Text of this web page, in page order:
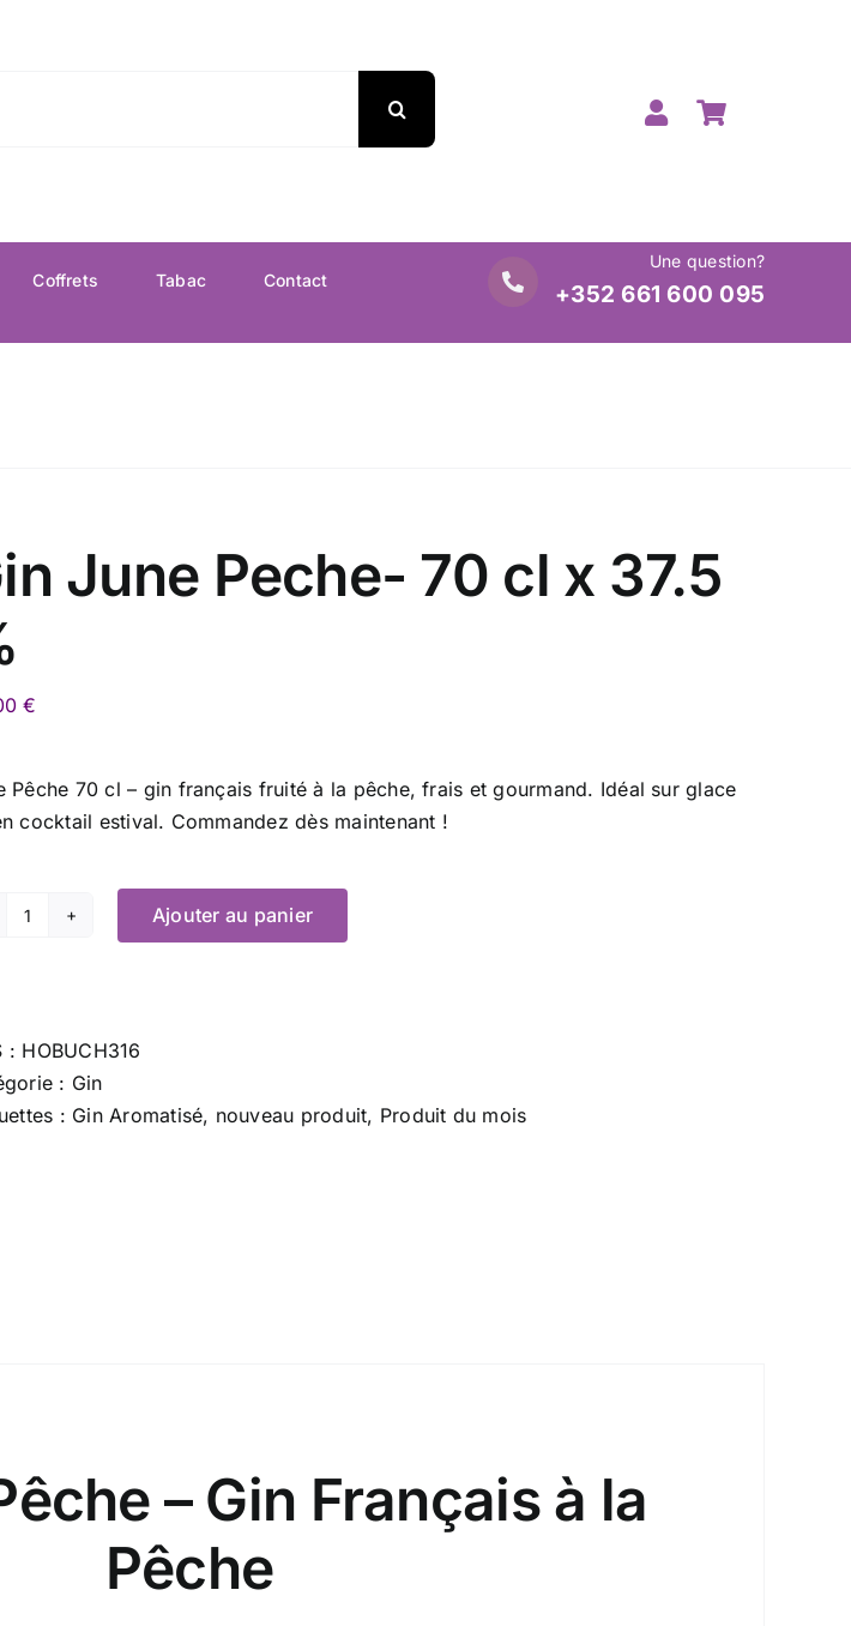
Coffrets Tabac Contact
Une question?
+352 661 600 095
June Peche- 70 cl x 37.5
€
Pêche 70 cl – gin français fruité à la pêche, frais et gourmand. Idéal sur glace
cocktail estival. Commandez dès maintenant !
quantité
Peche-
70
cl
Ajouter au panier
: HOBUCH316
: Gin
: Gin Aromatisé, nouveau produit, Produit du mois
– Gin Français à la
Pêche